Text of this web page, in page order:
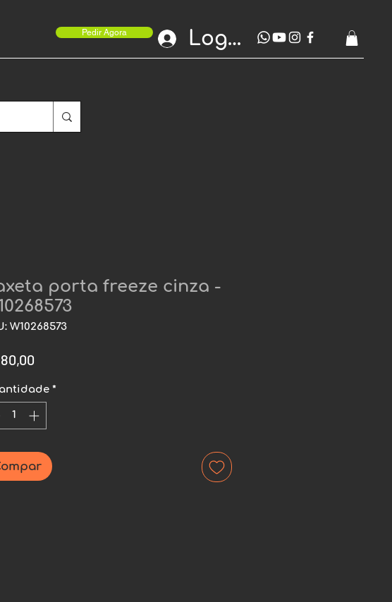
Pedir Agora Login
porta freeze cinza -
W10268573
*